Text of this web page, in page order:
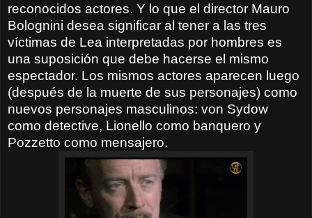
reconocidos actores. Y lo que el director Mauro
Bolognini desea significar al tener a las tres
víctimas de Lea interpretadas por hombres es
una suposición que debe hacerse el mismo
espectador. Los mismos actores aparecen luego
(después de la muerte de sus personajes) como
nuevos personajes masculinos: von Sydow
como detective, Lionello como banquero y
Pozzetto como mensajero.